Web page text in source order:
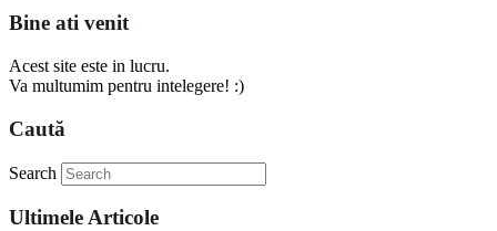
Bine ati venit
Acest site este in lucru.
Va multumim pentru intelegere! :)
Caută
Search
Ultimele Articole